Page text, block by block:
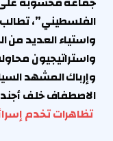
الفلسطيني”،
واستياء العديد من
واستراتيجيون
وإرباك المشهد
الاصطفاف خلف
تظاهرات تخدم